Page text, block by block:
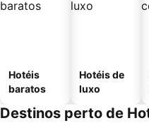
Hotéis
baratos
Hotéis de
luxo
Destinos perto de